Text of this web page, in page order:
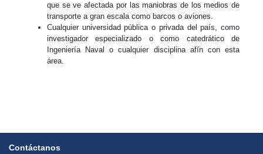
que se ve afectada por las maniobras de los medios de
transporte a gran escala como barcos o aviones.
Cualquier universidad pública o privada del país, como
investigador especializado o como catedrático de
Ingeniería Naval o cualquier disciplina afín con esta
área.
Contáctanos